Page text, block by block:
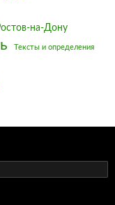
на-Дону
Тексты и определения